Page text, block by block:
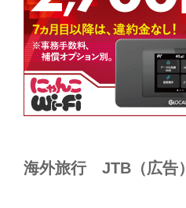
海外旅行 JTB（広告）